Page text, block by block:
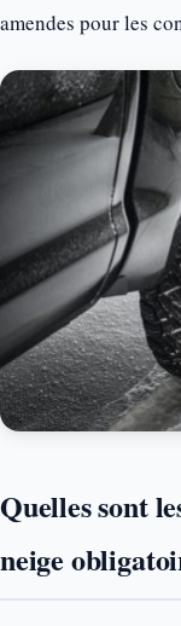
amendes pour les
Quelles sont
neige